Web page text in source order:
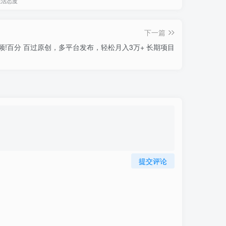
下一篇
!百分 百过原创，多平台发布，轻松月入3万+ 长期项目
提交评论